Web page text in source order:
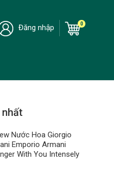
Đăng nhập 0
Nước Hoa Giorgio
Emporio Armani
With You Intensely